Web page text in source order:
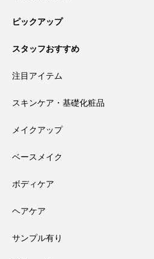
ピックアップ
スタッフおすすめ
注目アイテム
スキンケア・基礎化粧品
メイクアップ
ベースメイク
ボディケア
ヘアケア
サンプル有り